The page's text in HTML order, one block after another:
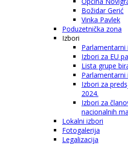
Božidar Gerić
Vinka Pavlek
Poduzetnička zona
Izbori
Parlamentarni
Izbori za EU
Lista grupe
Parlamentarni
Izbori za
2024.
Izbori za
nacionalnih
Lokalni izbori
Fotogalerija
Legalizacija